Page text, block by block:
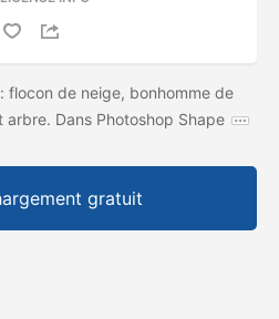
flocon de neige, bonhomme de
Dans Photoshop Shape
gratuit